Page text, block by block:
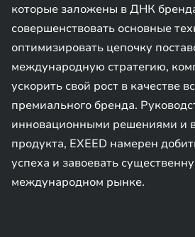
которые заложены в ДНК
совершенствовать основные
оптимизировать цепочку
международную стратегию,
ускорить свой рост в качестве
премиального бренда.
инновационными решениями и
продукта, EXEED намерен
успеха и завоевать
международном рынке.